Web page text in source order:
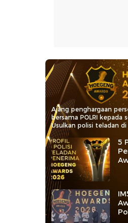
Ajang penghargaan
bersama POLRI kepada
Usulkan polisi teladan
5